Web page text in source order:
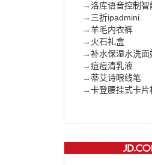
→ 洛库语音控制智
→ 三折ipadmini
→羊毛内衣裤
→ 火石礼盒
→补水保湿水洗面
→痘痘清乳液
→蒂艾诗眼线笔
→卡登腰挂式卡片